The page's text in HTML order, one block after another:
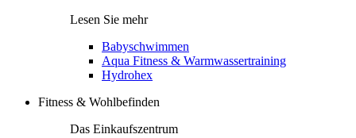
Lesen Sie mehr
Babyschwimmen
Aqua Fitness & Warmwassertraining
Hydrohex
Fitness & Wohlbefinden
Das Einkaufszentrum